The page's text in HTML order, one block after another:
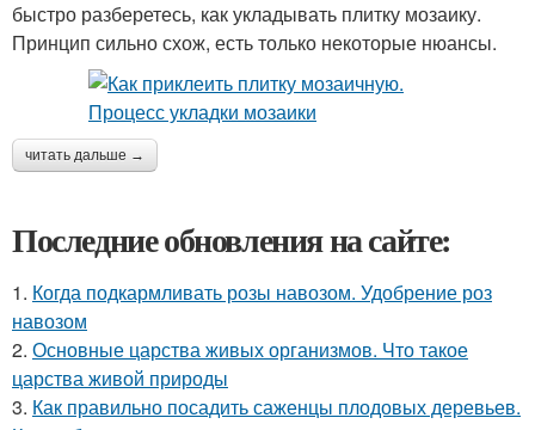
быстро разберетесь, как укладывать плитку мозаику.
Принцип сильно схож, есть только некоторые нюансы.
читать дальше →
Последние обновления на сайте:
1. Когда подкармливать розы навозом. Удобрение роз
навозом
2. Основные царства живых организмов. Что такое
царства живой природы
3. Как правильно посадить саженцы плодовых деревьев.